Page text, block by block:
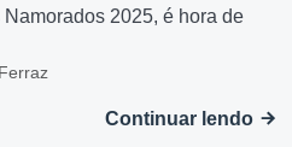
2025, é hora de
Continuar lendo